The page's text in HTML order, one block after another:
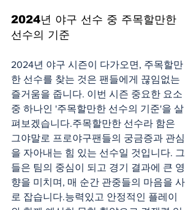
2024년 야구 선수 중 주목할만한
선수의 기준
2024년 야구 시즌이 다가오면, 주목할만
한 선수를 찾는 것은 팬들에게 끊임없는
즐거움을 줍니다. 이번 시즌 중요한 요소
중 하나인 '주목할만한 선수의 기준'을 살
펴보겠습니다.주목할만한 선수라 함은
그야말로 프로야구팬들의 궁금증과 관심
을 자아내는 힘 있는 선수일 것입니다. 그
들은 팀의 중심이 되고 경기 결과에 큰 영
향을 미치며, 매 순간 관중들의 마음을 사
로 잡습니다.능력있고 안정적인 플레이